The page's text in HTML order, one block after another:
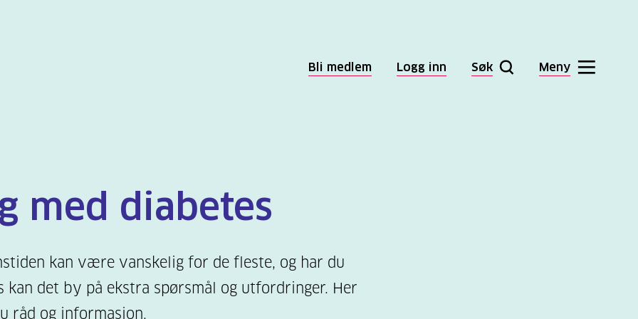
Bli medlem Logg inn Søk Meny
med diabetes
kan være vanskelig for de fleste, og har du
kan det by på ekstra spørsmål og utfordringer. Her
råd og informasjon.